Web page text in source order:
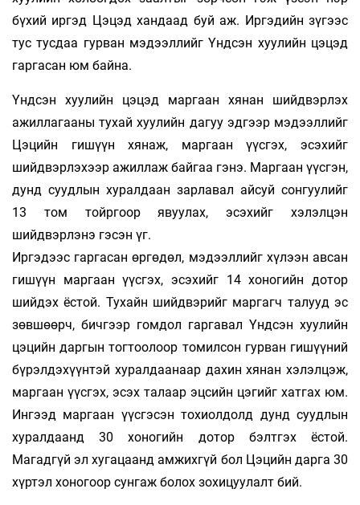
бүхий иргэд Цэцэд хандаад буй аж. Иргэдийн зүгээс
тус тусдаа гурван мэдээллийг Үндсэн хуулийн цэцэд
гаргасан юм байна.
Үндсэн хуулийн цэцэд маргаан хянан шийдвэрлэх
ажиллагааны тухай хуулийн дагуу эдгээр мэдээллийг
Цэцийн гишүүн хянаж, маргаан үүсгэх, эсэхийг
шийдвэрлэхээр ажиллаж байгаа гэнэ. Маргаан үүсгэн,
дунд суудлын хуралдаан зарлавал айсуй сонгуулийг
13 том тойргоор явуулах, эсэхийг хэлэлцэн
шийдвэрлэнэ гэсэн үг.
Иргэдээс гаргасан өргөдөл, мэдээллийг хүлээн авсан
гишүүн маргаан үүсгэх, эсэхийг 14 хоногийн дотор
шийдэх ёстой. Тухайн шийдвэрийг маргагч талууд эс
зөвшөөрч, бичгээр гомдол гаргавал Үндсэн хуулийн
цэцийн даргын тогтоолоор томилсон гурван гишүүний
бүрэлдэхүүнтэй хуралдаанаар дахин хянан хэлэлцэж,
маргаан үүсгэх, эсэх талаар эцсийн цэгийг хатгах юм.
Ингээд маргаан үүсгэсэн тохиолдолд дунд суудлын
хуралдаанд 30 хоногийн дотор бэлтгэх ёстой.
Магадгүй эл хугацаанд амжихгүй бол Цэцийн дарга 30
хүртэл хоногоор сунгаж болох зохицуулалт бий.